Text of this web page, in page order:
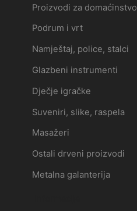
Proizvodi za domaćinstvo
Podrum i vrt
Namještaj, police, stalci
Glazbeni instrumenti
Dječje igračke
Suveniri, slike, raspela
Masažeri
Ostali drveni proizvodi
Metalna galanterija